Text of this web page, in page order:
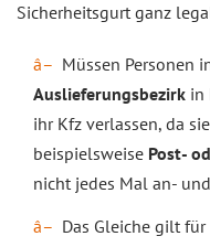
Sicherheitsgurt ganz
Müssen Personen
Auslieferungsbezirk in
ihr Kfz verlassen, da
beispielsweise Post-
nicht jedes Mal an-
Das Gleiche gilt für